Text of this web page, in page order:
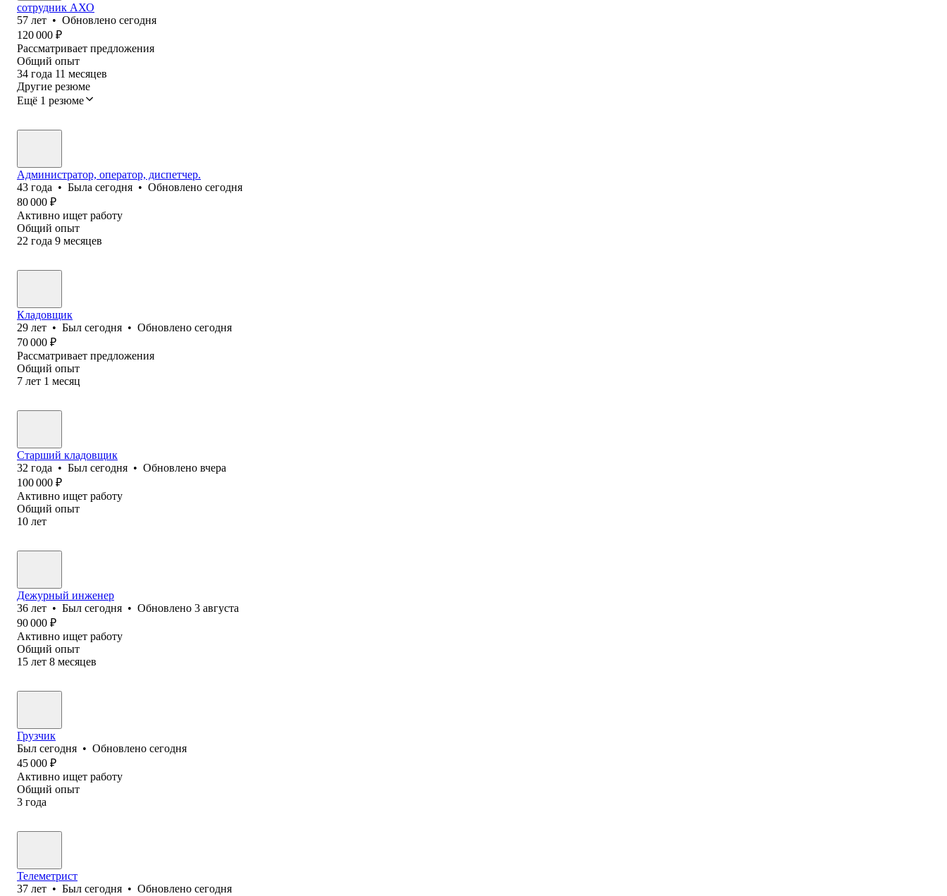
сотрудник АХО
57 лет • Обновлено сегодня
120 000 ₽
Рассматривает предложения
Общий опыт
34 года 11 месяцев
Другие резюме
Ещё 1 резюме
Администратор, оператор, диспетчер.
43 года • Была сегодня • Обновлено сегодня
80 000 ₽
Активно ищет работу
Общий опыт
22 года 9 месяцев
Кладовщик
29 лет • Был сегодня • Обновлено сегодня
70 000 ₽
Рассматривает предложения
Общий опыт
7 лет 1 месяц
Старший кладовщик
32 года • Был сегодня • Обновлено вчера
100 000 ₽
Активно ищет работу
Общий опыт
10 лет
Дежурный инженер
36 лет • Был сегодня • Обновлено 3 августа
90 000 ₽
Активно ищет работу
Общий опыт
15 лет 8 месяцев
Грузчик
Был сегодня • Обновлено сегодня
45 000 ₽
Активно ищет работу
Общий опыт
3 года
Телеметрист
37 лет • Был сегодня • Обновлено сегодня